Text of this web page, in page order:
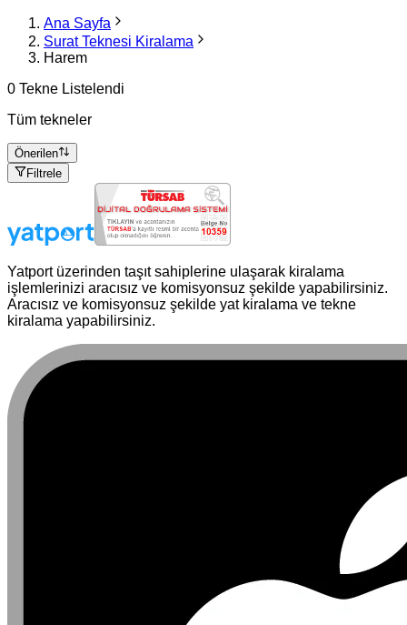
Ana Sayfa
Surat Teknesi Kiralama
Harem
0 Tekne Listelendi
Tüm tekneler
Önerilen
Filtrele
Yatport üzerinden taşıt sahiplerine ulaşarak kiralama
işlemlerinizi aracısız ve komisyonsuz şekilde yapabilirsiniz.
Aracısız ve komisyonsuz şekilde yat kiralama ve tekne
kiralama yapabilirsiniz.